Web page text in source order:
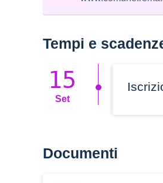
Tempi e
15
Set
Documenti